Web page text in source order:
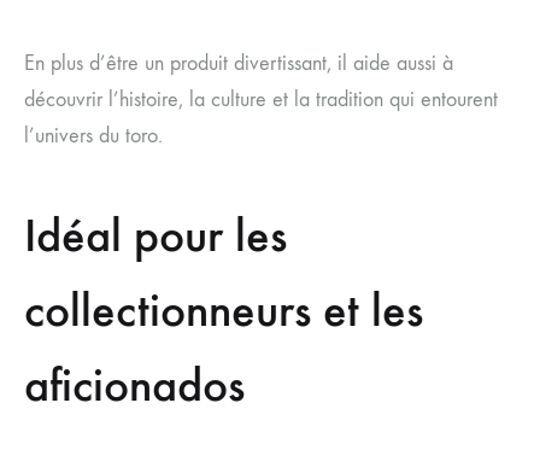
En plus d’être un produit divertissant, il aide aussi à
découvrir l’histoire, la culture et la tradition qui entourent
l’univers du toro.
Idéal pour les
collectionneurs et les
aficionados